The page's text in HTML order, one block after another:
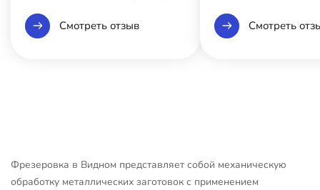
Смотреть отзыв Смотреть
Фрезеровка в Видном представляет собой механическую
обработку металлических заготовок с применением